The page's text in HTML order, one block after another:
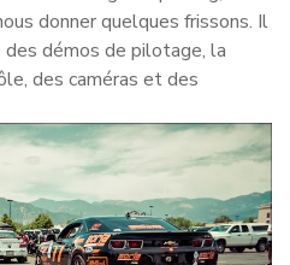
donner quelques frissons. Il
démos de pilotage, la
des caméras et des